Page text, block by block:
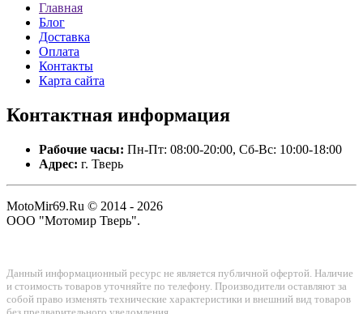
Главная
Блог
Доставка
Оплата
Контакты
Карта сайта
Контактная информация
Рабочие часы: Пн-Пт: 08:00-20:00, Сб-Вс: 10:00-18:00
Адрес: г. Тверь
MotoMir69.Ru © 2014 - 2026
ООО "Мотомир Тверь".
Данный информационный ресурс не является публичной офертой. Наличие
и стоимость товаров уточняйте по телефону. Производители оставляют за
собой право изменять технические характеристики и внешний вид товаров